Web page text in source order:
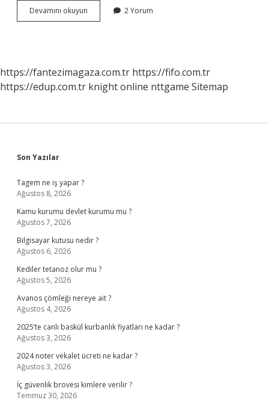
Devamını okuyun
Sıkışması
2 Yorum
https://fantezimagaza.com.tr https://fifo.com.tr
https://edup.com.tr knight online nttgame Sitemap
Sidebar
Son Yazılar
Tagem ne iş yapar ?
Ağustos 8, 2026
Kamu kurumu devlet kurumu mu ?
Ağustos 7, 2026
Bilgisayar kutusu nedir ?
Ağustos 6, 2026
Kediler tetanoz olur mu ?
Ağustos 5, 2026
Avanos çömleği nereye ait ?
Ağustos 4, 2026
2025’te canlı baskül kurbanlık fiyatları ne kadar ?
Ağustos 3, 2026
2024 noter vekalet ücreti ne kadar ?
Ağustos 3, 2026
İç güvenlik brovesi kimlere verilir ?
Temmuz 30, 2026